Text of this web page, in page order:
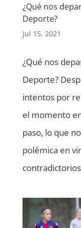
¿Qué nos
Deporte?
Jul 15, 2021
¿Qué nos
Deporte?
intentos por
el momento
paso, lo que
polémica en